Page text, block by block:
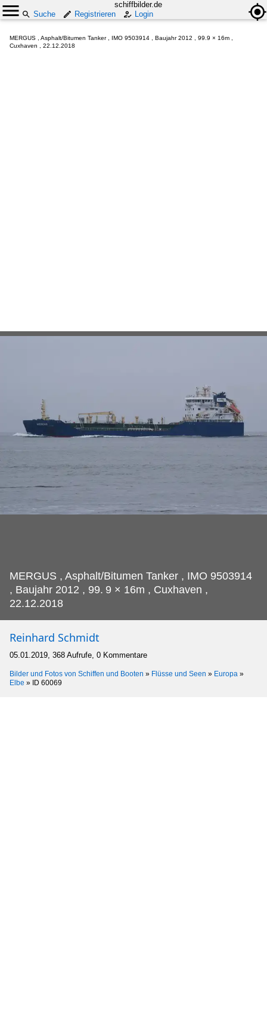
schiffbilder.de
Suche
Registrieren Login
MERGUS , Asphalt/Bitumen Tanker , IMO 9503914 , Baujahr 2012 , 99.9 × 16m ,
Cuxhaven , 22.12.2018
MERGUS , Asphalt/Bitumen Tanker , IMO 9503914
, Baujahr 2012 , 99. 9 × 16m , Cuxhaven ,
22.12.2018
Reinhard Schmidt
05.01.2019, 368 Aufrufe, 0 Kommentare
Bilder und Fotos von Schiffen und Booten » Flüsse und Seen » Europa »
Elbe » ID 60069